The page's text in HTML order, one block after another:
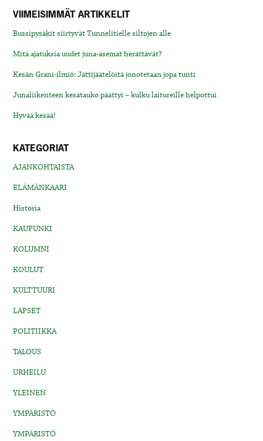
VIIMEISIMMÄT ARTIKKELIT
Bussipysäkit siirtyvät Tunnelitielle siltojen alle
Mitä ajatuksia uudet juna-asemat herättävät?
Kesän Grani-ilmiö: Jättijäätelöitä jonotetaan jopa tunti
Junaliikenteen kesätauko päättyi – kulku laitureille helpottui
Hyvää kesää!
KATEGORIAT
AJANKOHTAISTA
ELÄMÄNKAARI
Historia
KAUPUNKI
KOLUMNI
KOULUT
KULTTUURI
LAPSET
POLITIIKKA
TALOUS
URHEILU
YLEINEN
YMPÄRISTÖ
YMPÄRISTÖ